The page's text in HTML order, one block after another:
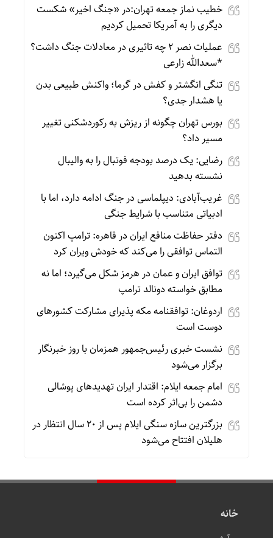
خطیب نماز جمعه تهران:در «جنگ اخیر» شکست
دیگری را به آمریکا تحمیل کردیم
عملیات نصر ۲ چه تاثیری در معادلات جنگ داشت؟
*سعدالله زارعی
تنگی انگشتر و کفش در گرما؛ واکنش طبیعی بدن
یا هشدار جدی؟
بورس تهران چگونه از ریزش به رکوردشکنی تغییر
مسیر داد؟
رضایی: یک درصد بودجه فوتبال را به والیبال
نشسته بدهید
غریب‌آبادی: دیپلماسی در جنگ ادامه دارد، اما با
ادبیاتی متناسب با شرایط جنگی
دفتر حفاظت منافع ایران در قاهره: ترامپ اکنون
التماس توافقی را می‌کند که خودش ویران کرد
توافق ایران و عمان در هرمز شکل می‌گیرد؛ اما نه
مطابق خواسته دونالد ترامپ
اردوغان: توافقنامه مکه پذیرای مشارکت کشورهای
دوست است
نشست خبری رئیس‌جمهور همزمان با روز خبرنگار
برگزار می‌شود
امام جمعه ایلام: اقتدار ایران تهدیدهای پوشالی
دشمن را بی‌اثر کرده است
بزرگترین سازه سنگی ایلام پس از ۲۰ سال انتظار در
هلیلان افتتاح می‌شود
خانه